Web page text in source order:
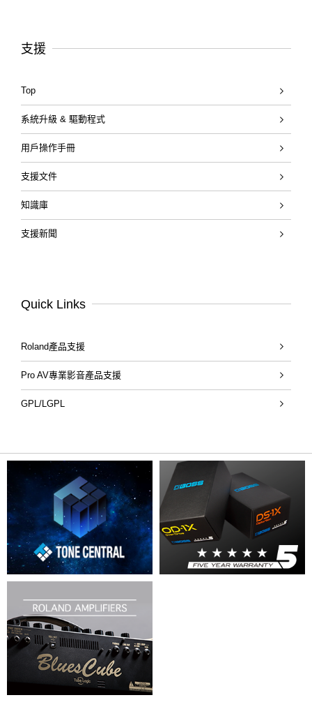
支援
Top
系統升級 & 驅動程式
用戶操作手冊
支援文件
知識庫
支援新聞
Quick Links
Roland產品支援
Pro AV專業影音產品支援
GPL/LGPL